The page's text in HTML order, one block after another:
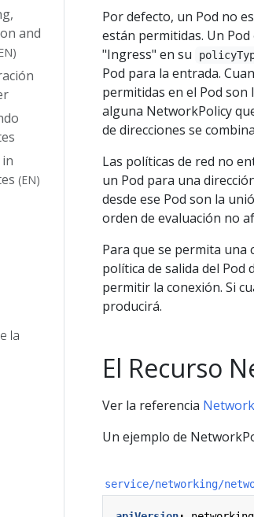
and
(EN)
la
Por defecto, un Pod no
están permitidas. Un
"Ingress" en su
Pod para la entrada.
permitidas en el Pod son
alguna NetworkPolicy
de direcciones se
Las políticas de red no
un Pod para una
desde ese Pod son la
orden de evaluación no
Para que se permita una
política de salida del Pod
permitir la conexión. Si
producirá.
El Recurso
Ver la referencia
Un ejemplo de
service/networking/